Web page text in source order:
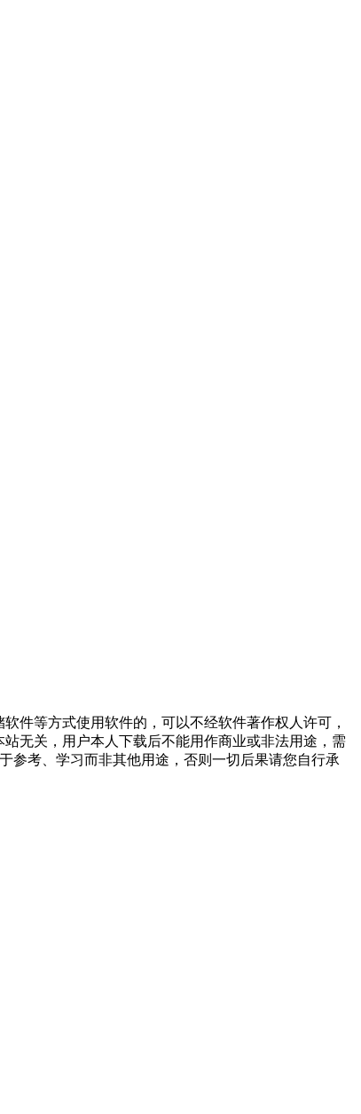
件等方式使用软件的，可以不经软件著作权人许可，
无关，用户本人下载后不能用作商业或非法用途，需
参考、学习而非其他用途，否则一切后果请您自行承